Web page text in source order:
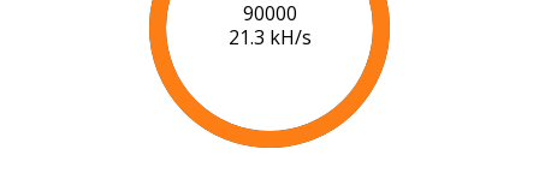
91000
21.4 kH/s